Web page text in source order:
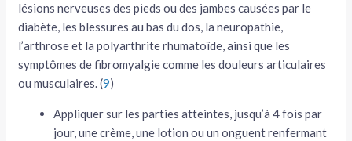
lésions nerveuses des pieds ou des jambes causées par le
diabète, les blessures au bas du dos, la neuropathie,
l’arthrose et la polyarthrite rhumatoïde, ainsi que les
symptômes de fibromyalgie comme les douleurs articulaires
ou musculaires. (9)
Appliquer sur les parties atteintes, jusqu’à 4 fois par
jour, une crème, une lotion ou un onguent renfermant